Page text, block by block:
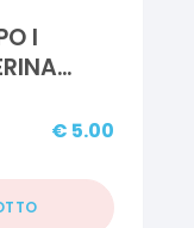
I
€ 5.00